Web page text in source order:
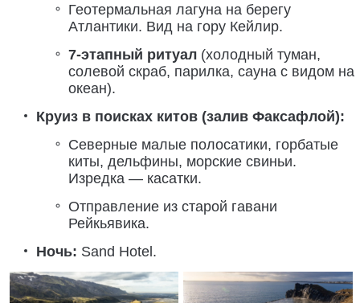
Геотермальная лагуна на берегу
Атлантики. Вид на гору Кейлир.
7-этапный ритуал (холодный туман,
солевой скраб, парилка, сауна с видом на
океан).
Круиз в поисках китов (залив Факсафлой):
Северные малые полосатики, горбатые
киты, дельфины, морские свиньи.
Изредка — касатки.
Отправление из старой гавани
Рейкьявика.
Ночь: Sand Hotel.